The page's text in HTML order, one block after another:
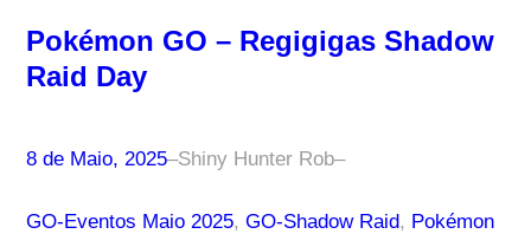
Pokémon GO – Regigigas Shadow
Raid Day
8 de Maio, 2025–Shiny Hunter Rob–
GO-Eventos Maio 2025, GO-Shadow Raid, Pokémon